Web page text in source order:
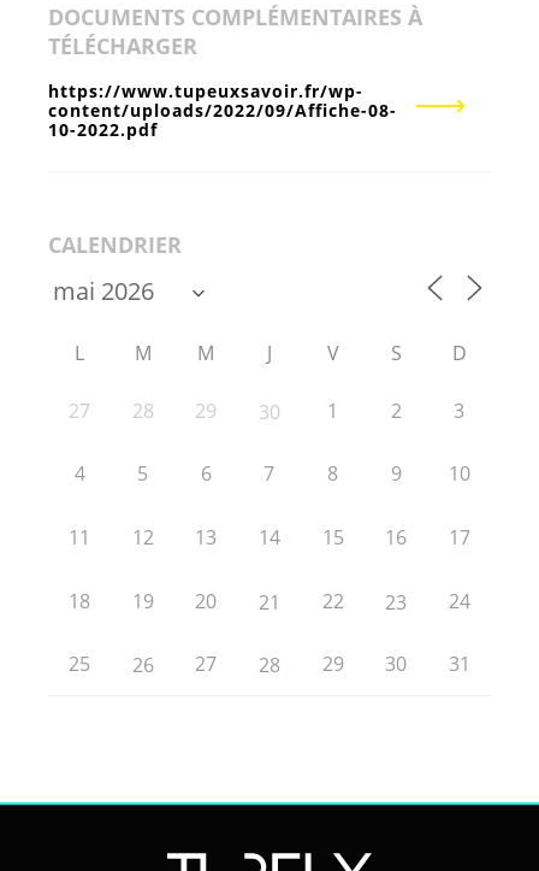
DOCUMENTS COMPLÉMENTAIRES À
TÉLÉCHARGER
https://www.tupeuxsavoir.fr/wp-
content/uploads/2022/09/Affiche-08-
10-2022.pdf
CALENDRIER
L M M J V S D
27 28 29 30 1 2 3
4 5 6 7 8 9 10
11 12 13 14 15 16 17
18 19 20 21 22 23 24
25 26 27 28 29 30 31